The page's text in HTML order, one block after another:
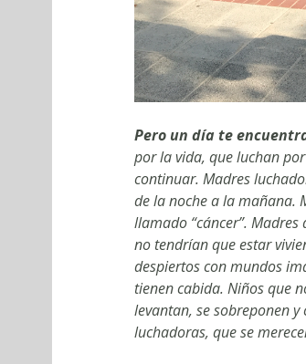
Pero un día te
por la vida, que luchan
continuar. Madres
de la noche a la mañana.
llamado “cáncer”.
no tendrían que estar
despiertos con mundos
tienen cabida. Niños que
levantan, se sobreponen
luchadoras, que se